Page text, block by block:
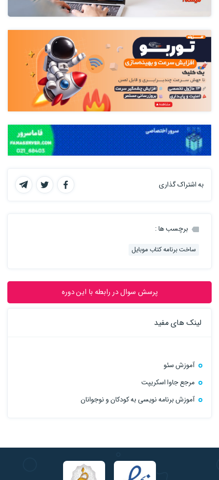
به اشتراک گذاری
برچسب ها :
ساخت برنامه کتاب موبایل
پرسش سوال در رابطه با این دوره
لینک های مفید
آموزش سئو
مرجع جاوا اسکریپت
آموزش برنامه نویسی به کودکان و نوجوانان